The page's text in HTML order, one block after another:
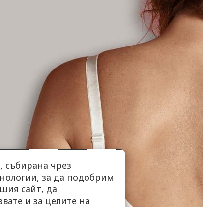
чрез
за да подобрим
сайт, да
и за целите на